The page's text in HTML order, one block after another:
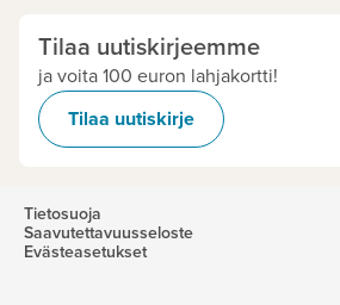
Tilaa uutiskirjeemme
ja voita 100 euron lahjakortti!
Tilaa uutiskirje
Tietosuoja
Saavutettavuusseloste
Evästeasetukset